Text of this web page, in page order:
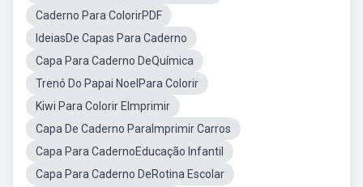
Caderno Para ColorirPDF
IdeiasDe Capas Para Caderno
Capa Para Caderno DeQuímica
Trenó Do Papai NoelPara Colorir
Kiwi Para Colorir EImprimir
Capa De Caderno ParaImprimir Carros
Capa Para CadernoEducação Infantil
Capa Para Caderno DeRotina Escolar